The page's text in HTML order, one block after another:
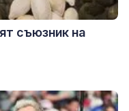
съюзник на